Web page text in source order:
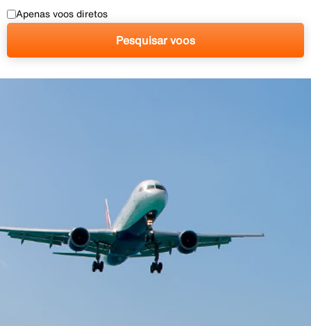
Apenas voos diretos
Pesquisar voos